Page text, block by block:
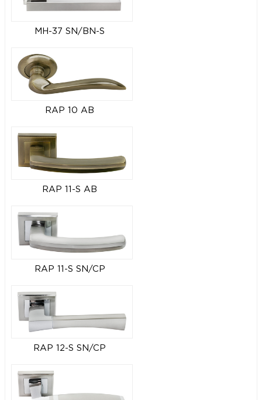
MH-37 SN/BN-S
RAP 10 AB
RAP 11-S AB
RAP 11-S SN/CP
RAP 12-S SN/CP